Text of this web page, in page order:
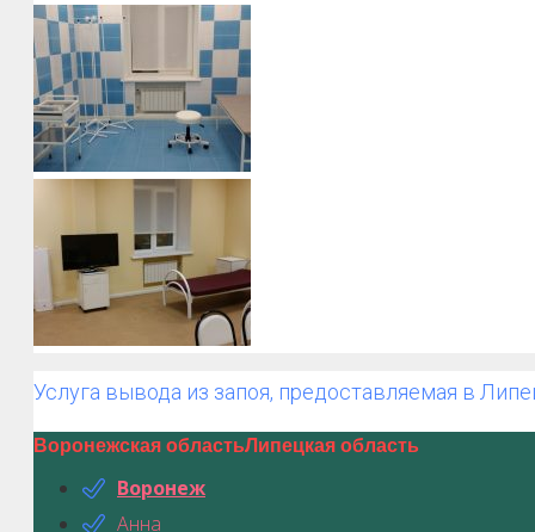
Услуга вывода из запоя, предоставляемая в
Воронежская областьЛипецкая область
Воронеж
Анна